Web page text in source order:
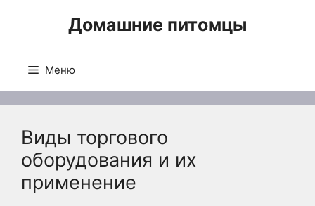
Домашние питомцы
Меню
Виды торгового
оборудования и их
применение